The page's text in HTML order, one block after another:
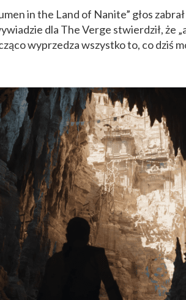
in the Land of Nanite” głos
dla The Verge stwierdził, że
wyprzedza wszystko to, co dziś